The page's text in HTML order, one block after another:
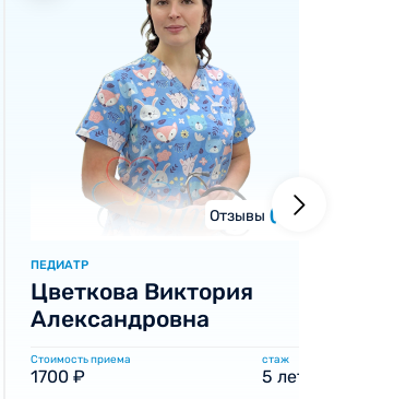
Отзывы (1)
ПЕДИАТР
Цветкова Виктория
Александровна
Стоимость приема
1700 ₽
стаж
5 лет